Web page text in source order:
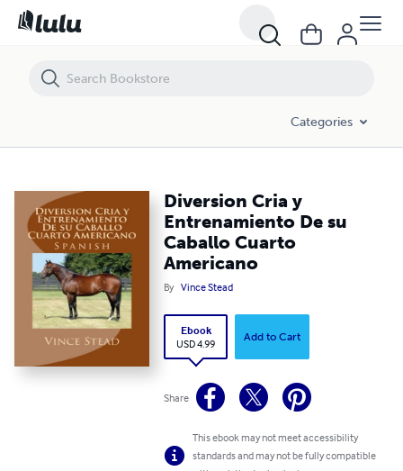
Categories
Diversion Cria y
Entrenamiento De su
Caballo Cuarto
Americano
By Vince Stead
Ebook
USD 4.99
Add to Cart
Share
This ebook may not meet accessibility
standards and may not be fully compatible
Diversion Cria y Entrenamiento De su Caballo Cuarto Americano